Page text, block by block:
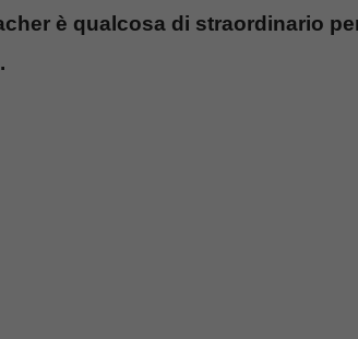
è qualcosa di straordinario